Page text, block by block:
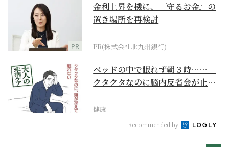
PR
金利上昇を機に、『守るお金』の
置き場所を再検討
PR(株式会社北九州銀行)
ベッドの中で眠れず朝３時……｜
クタクタなのに脳内反省会が止ま
健康
Recommended by